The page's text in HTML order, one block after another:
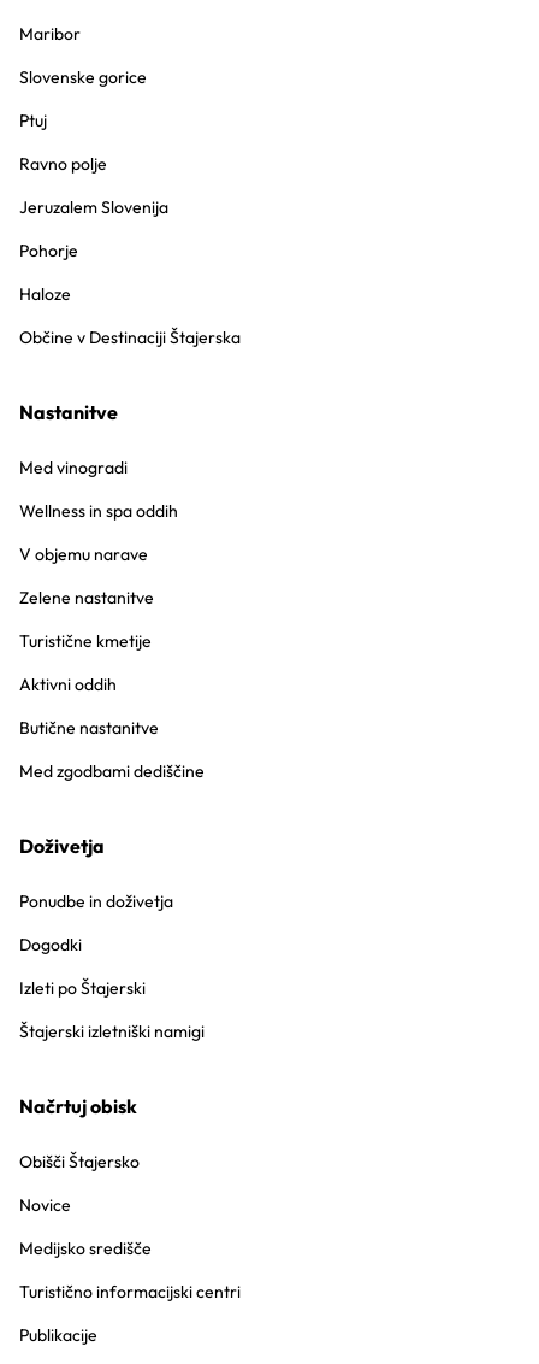
Maribor
Slovenske gorice
Ptuj
Ravno polje
Jeruzalem Slovenija
Pohorje
Haloze
Občine v Destinaciji Štajerska
Nastanitve
Med vinogradi
Wellness in spa oddih
V objemu narave
Zelene nastanitve
Turistične kmetije
Aktivni oddih
Butične nastanitve
Med zgodbami dediščine
Doživetja
Ponudbe in doživetja
Dogodki
Izleti po Štajerski
Štajerski izletniški namigi
Načrtuj obisk
Obišči Štajersko
Novice
Medijsko središče
Turistično informacijski centri
Publikacije